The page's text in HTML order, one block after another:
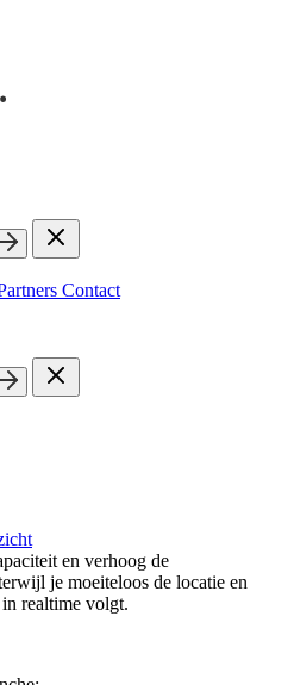
Contact
en verhoog de
je moeiteloos de locatie en
realtime volgt.